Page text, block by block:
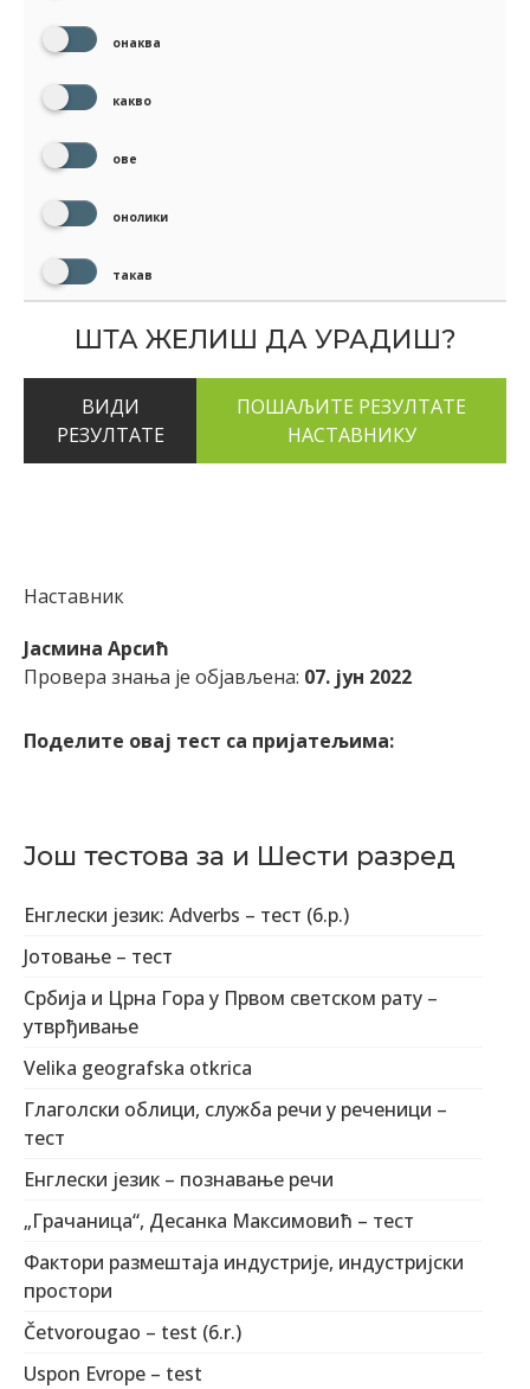
онаква
какво
ове
онолики
такав
ШТА ЖЕЛИШ ДА УРАДИШ?
ВИДИ
РЕЗУЛТАТЕ
Наставник
Јасмина Арсић
Провера знања је објављена: 07. јун 2022
Поделите овај тест са пријатељима:
Још тестова за и Шести разред
Енглески језик: Adverbs – тест (6.р.)
Јотовање – тест
Србија и Црна Гора у Првом светском рату –
утврђивање
Velika geografska otkrica
Глаголски облици, служба речи у реченици –
тест
Енглески језик – познавање речи
„Грачаница“, Десанка Максимовић – тест
Фактори размештаја индустрије, индустријски
простори
Četvorougao – test (6.r.)
Uspon Evrope – test